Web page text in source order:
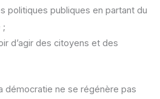
politiques publiques en partant du
;
d’agir des citoyens et des
démocratie ne se régénère pas